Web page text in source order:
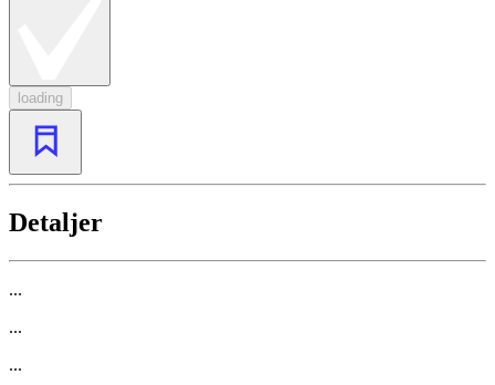
loading
Detaljer
...
...
...